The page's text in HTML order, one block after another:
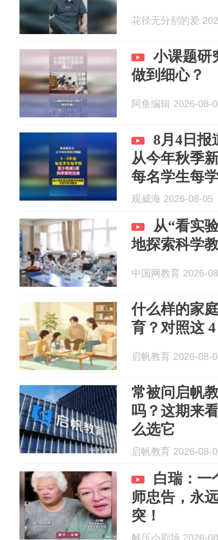
花径无分别的爱
小课题研
做到细心？
阿鱼编辑 2026-08-
8月4日报
从今年秋季
每名学生每
学探究任务
天、新兴产
题。（中国
观威海 2026-08-05
从“看实
地探索科学
中国网教育 2026-
什么样的家
育？对照这
启帆教育 2026-08-
常被问启帆
吗？这期来
么选它
启帆教育 2026-08-
白瑞：一
师忠告，永
突！
解压小剧场 2026-